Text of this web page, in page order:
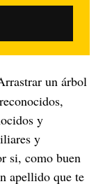
un árbol
y
y
si, como buen
apellido que te